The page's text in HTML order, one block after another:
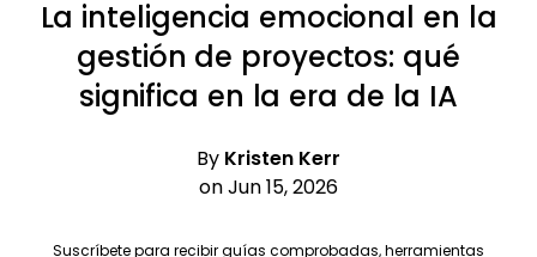
La inteligencia emocional en la
gestión de proyectos: qué
significa en la era de la IA
By Kristen Kerr
on Jun 15, 2026
Suscríbete para recibir guías comprobadas, herramientas